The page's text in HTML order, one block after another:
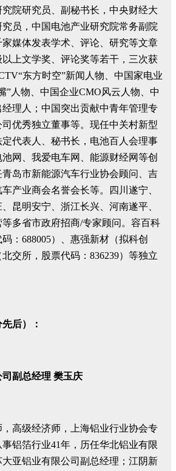
院研究员、副秘书长，中央财经大
员，中国电池产业研究院常务副院
媒体发表学术、评论、研究等文章
以上文学奖、评论奖等若干，三次获
东方时空”新闻人物、中国家电业
”人物、中国企业CMO风云人物、中
理人；中国突出贡献中青年管理专
优秀独立董事等。现任中关村新型
代表人、秘书长，电池百人会理事
网、我爱电车网、能源财经网等创
岛市新能源汽车行业协会顾问、吉
产业商会名誉会长等。四川遂宁、
昆明安宁、浙江长兴、河南遂平、
多省市政府招商/专家顾问。容百科
：688005）、惠强新材（拟科创
交所，股票代码：836239）等独立
后）：
副总经理 樊玉庆
高级经济师，上海铝业行业协会专
铝箔行业41年，历任华北铝业有限
亚铝业有限公司副总经理；江阴新